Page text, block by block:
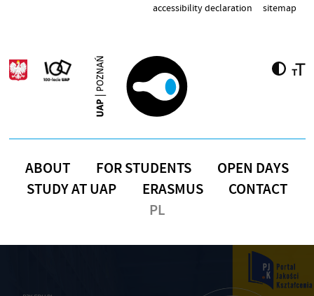
accessibility declaration sitemap
ABOUT FOR STUDENTS
OPEN DAYS
STUDY AT UAP
ERASMUS
CONTACT
PL